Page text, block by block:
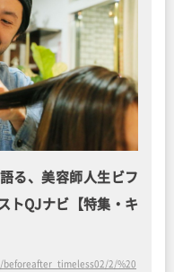
る、美容師人生ビフ
トQJナビ【特集・キ
2/%20